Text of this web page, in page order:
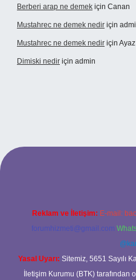
Berberi arap ne demek için Canan
Mustahrec ne demek nedir için
Mustahrec ne demek nedir için Ayaz
Dimiski nedir için admin
tulipbett.net/
Reklam ve İletişim: E-mail:
forumhizmeti@gmail.com
Yasal Uyarı: Sitemiz, 5651 Sayılı
İletişim Kurumu (BTK) tarafından